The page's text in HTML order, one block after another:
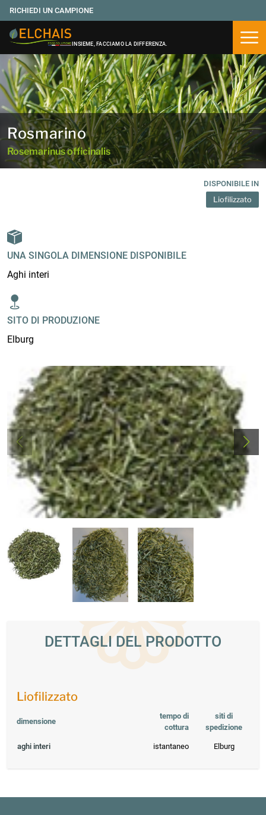
RICHIEDI UN CAMPIONE
INSIEME, FACCIAMO LA DIFFERENZA.
Rosmarino
Rosemarinus officinalis
DISPONIBILE IN
Liofilizzato
UNA SINGOLA DIMENSIONE DISPONIBILE
Aghi interi
SITO DI PRODUZIONE
Elburg
DETTAGLI DEL PRODOTTO
Liofilizzato
dimensione
tempo di
cottura
siti di
spedizione
aghi interi istantaneo Elburg